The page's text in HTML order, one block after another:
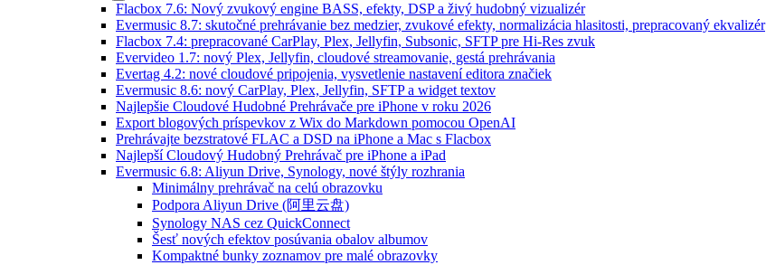
Flacbox 7.6: Nový zvukový engine BASS, efekty, DSP a živý hudobný vizualizér
Evermusic 8.7: skutočné prehrávanie bez medzier, zvukové efekty, normalizácia hlasitosti, prepracovaný ekvalizér
Flacbox 7.4: prepracované CarPlay, Plex, Jellyfin, Subsonic, SFTP pre Hi-Res zvuk
Evervideo 1.7: nový Plex, Jellyfin, cloudové streamovanie, gestá prehrávania
Evertag 4.2: nové cloudové pripojenia, vysvetlenie nastavení editora značiek
Evermusic 8.6: nový CarPlay, Plex, Jellyfin, SFTP a widget textov
Najlepšie Cloudové Hudobné Prehrávače pre iPhone v roku 2026
Export blogových príspevkov z Wix do Markdown pomocou OpenAI
Prehrávajte bezstratové FLAC a DSD na iPhone a Mac s Flacbox
Najlepší Cloudový Hudobný Prehrávač pre iPhone a iPad
Evermusic 6.8: Aliyun Drive, Synology, nové štýly rozhrania
Minimálny prehrávač na celú obrazovku
Podpora Aliyun Drive (阿里云盘)
Synology NAS cez QuickConnect
Šesť nových efektov posúvania obalov albumov
Kompaktné bunky zoznamov pre malé obrazovky